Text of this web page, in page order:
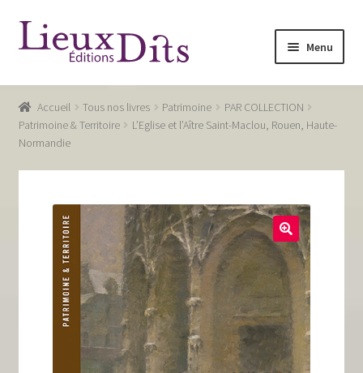
Aller
à
navigation
Aller
au
Menu
Accueil
Commande
Mentions légales / Données personnelles
Mon compte
Recevoir notre newsletter
Accueil Tous nos livres Patrimoine
PAR COLLECTION
Patrimoine & Territoire
L’Eglise et l’Aître Saint-Maclou, Rouen, Haute-
Normandie